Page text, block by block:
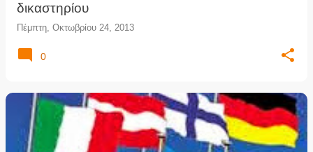
δικαστηρίου
Πέμπτη, Οκτωβρίου 24, 2013
0